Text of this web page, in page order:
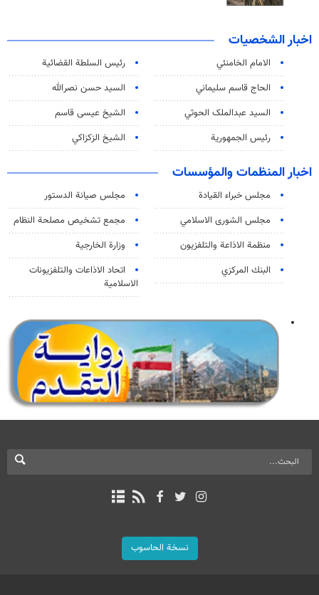
اخبار الشخصيات
الامام الخامنئي
رئیس السلطة القضائیة
الحاج قاسم سليماني
السيد حسن نصرالله
السید عبدالملک الحوثي
الشيخ عيسى قاسم
رئيس الجمهورية
الشيخ الزكزاكي
اخبار المنظمات والمؤسسات
مجلس خبراء القيادة
مجلس صيانة الدستور
مجلس الشورى الاسلامي
مجمع تشخيص مصلحة النظام
منظمة الاذاعة والتلفزیون
وزارة الخارجية
البنك المركزي
اتحاد الاذاعات والتلفزيونات
الاسلامية
نسخة الحاسوب